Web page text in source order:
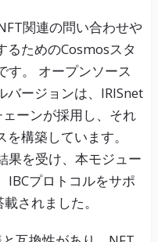
関連の問い合わせや
るためのCosmosスタ
す。 オープンソース
バージョンは、IRISnet
ーンが採用し、それ
構築しています。
果を受け、本モジュー
IBCプロトコルをサポ
されました。